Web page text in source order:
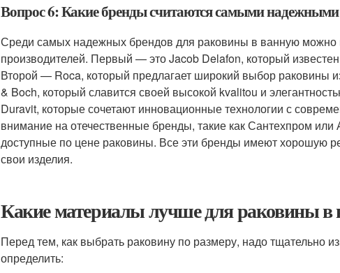
Вопрос 6: Какие бренды считаются самыми
Среди самых надежных брендов для раковины в ванную можно
производителей. Первый — это Jacob Delafon, который
Второй — Roca, который предлагает широкий выбор раковины
& Boch, который славится своей высокой kvalitou и
Duravit, которые сочетают инновационные технологии с
внимание на отечественные бренды, такие как Сантехпром
доступные по цене раковины. Все эти бренды имеют хорошую
свои изделия.
Какие материалы лучше для раковины в
Перед тем, как выбрать раковину по размеру, надо тщательно
определить: